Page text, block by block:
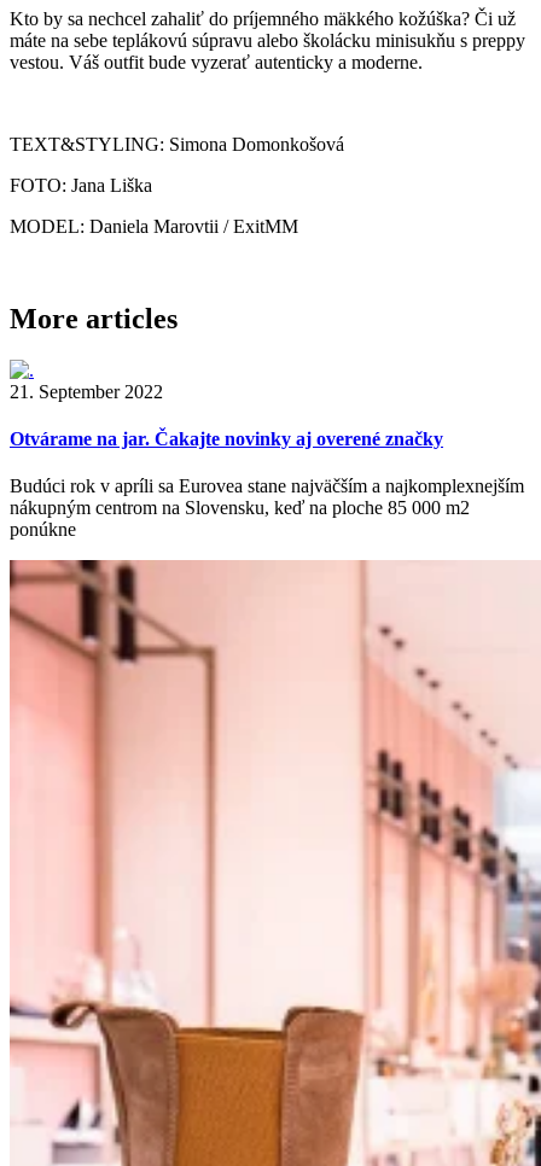
Kto by sa nechcel zahaliť do príjemného mäkkého kožúška? Či už
máte na sebe teplákovú súpravu alebo školácku minisukňu s preppy
vestou. Váš outfit bude vyzerať autenticky a moderne.
TEXT&STYLING: Simona Domonkošová
FOTO: Jana Liška
MODEL: Daniela Marovtii / ExitMM
More articles
21. September 2022
Otvárame na jar. Čakajte novinky aj overené značky
Budúci rok v apríli sa Eurovea stane najväčším a najkomplexnejším
nákupným centrom na Slovensku, keď na ploche 85 000 m2
ponúkne